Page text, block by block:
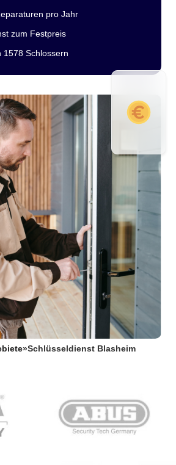
pro Jahr
zum Festpreis
1578 Schlossern
»Schlüsseldienst Blasheim